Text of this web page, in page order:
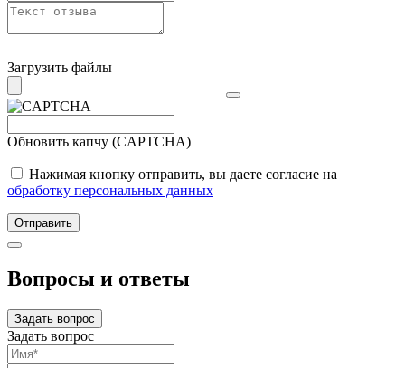
Загрузить файлы
Обновить капчу (CAPTCHA)
Нажимая кнопку отправить, вы даете согласие на
обработку персональных данных
Отправить
Вопросы и ответы
Задать вопрос
Задать вопрос